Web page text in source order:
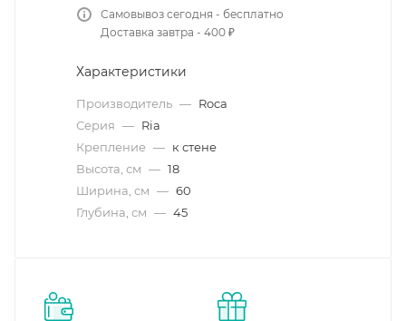
Самовывоз сегодня - бесплатно
Доставка завтра - 400 ₽
Характеристики
Производитель — Roca
Серия — Ria
Крепление — к стене
Высота, см — 18
Ширина, см — 60
Глубина, см — 45